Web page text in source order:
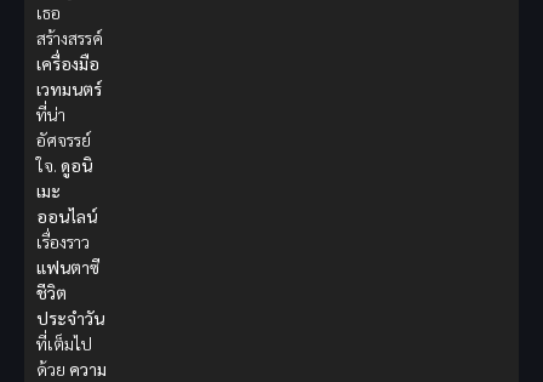
เธอ
สร้างสรรค์
เครื่องมือ
เวทมนตร์
ที่น่า
อัศจรรย์
ใจ. ดูอนิ
เมะ
ออนไลน์
เรื่องราว
แฟนตาซี
ชีวิต
ประจำวัน
ที่เต็มไป
ด้วย ความ